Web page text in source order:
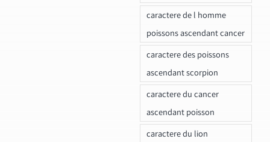
caractere de l homme
poissons ascendant cancer
caractere des poissons
ascendant scorpion
caractere du cancer
ascendant poisson
caractere du lion